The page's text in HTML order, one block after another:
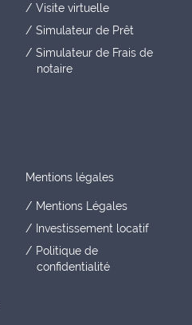
Visite virtuelle
Simulateur de Prêt
Simulateur de Frais de
notaire
Mentions légales
Mentions Légales
Investissement locatif
Politique de
confidentialité